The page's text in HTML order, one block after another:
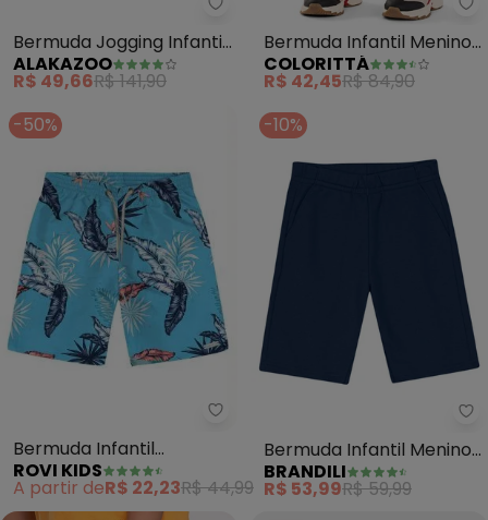
Alakazoo - Bermuda Jogging
Bermuda Jogging Infantil
Sarja Elastano (Azul)
ALAKAZOO
R$ 49,66R$ 141,90
Bermuda Infantil Menino
Cargo Textura (Azul)
COLORITTÁ
R$ 42,45R$ 84,90
-50%
Rovi Kids - Bermuda Infantil
Bermuda Infantil
Folhagem (Azul)
ROVI KIDS
A partir deR$ 22,23R$ 44,99
-10%
Bermuda Infantil Menino
em Moletinho (Azul)
BRANDILI
R$ 53,99R$ 59,99